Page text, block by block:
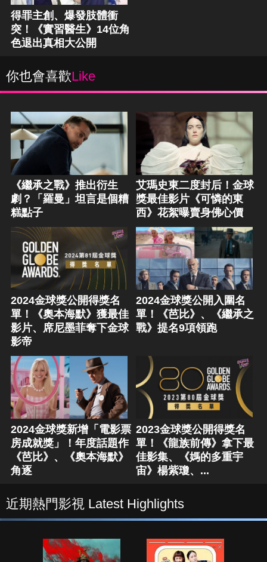
得罪主創、爆發肢體衝
突！《實習醫生》14位角
色退出真相大公開
你也會喜歡Like
《繼承之戰》推出衍生
劇？「羅曼」坦言是個糟
糕點子
艾瑪史東二度封后！金球
獎最佳影片《可憐的東
西》花絮曝賣身佛心價
2024金球獎公開得獎名
單！《奧本海默》獲最佳
影片、席尼墨菲奪下金球
影帝
2024金球獎公開入圍名
單！《芭比》、《繼承之
戰》提名9項領跑
2024金球獎新增「電影票
房成就獎」！年度話題作
《芭比》、《奧本海默》
角逐
2023金球獎公開得獎名
單！《龍族前傳》拿下最
佳影集、《媽的多重宇
宙》楊紫瓊、...
近期熱門影視 Latest Highlights